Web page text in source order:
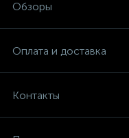
Обзоры
Оплата и доставка
Контакты